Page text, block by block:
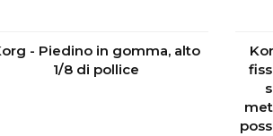
- Piedino in gomma, alto
1/8 di pollice